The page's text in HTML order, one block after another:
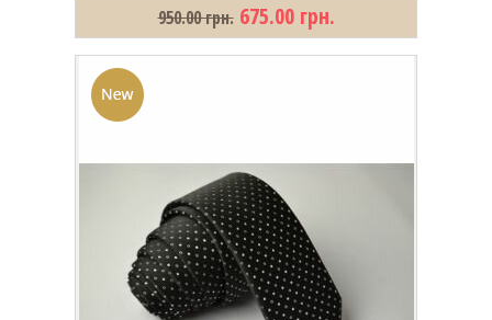
950.00 грн. 675.00 грн.